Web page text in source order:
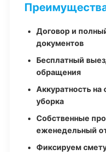
Договор и
документов
Бесплатный
обращения
Аккуратность на
уборка
Собственные
еженедельный
Фиксируем